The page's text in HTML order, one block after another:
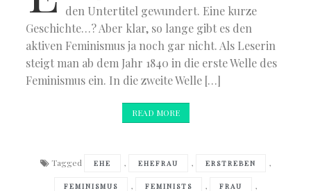
den Untertitel gewundert. Eine kurze
Geschichte…? Aber klar, so lange gibt es den
aktiven Feminismus ja noch gar nicht. Als Leserin
steigt man ab dem Jahr 1840 in die erste Welle des
Feminismus ein. In die zweite Welle […]
READ MORE
Tagged EHE , EHEFRAU , ERSTREBEN ,
FEMINISMUS , FEMINISTS , FRAU ,